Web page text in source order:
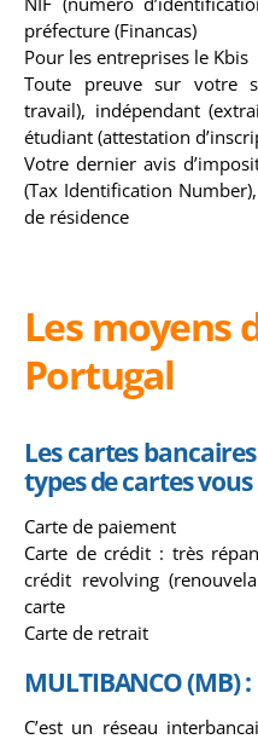
préfecture (Financas)
Pour les entreprises le Kbis
Toute preuve sur votre
travail), indépendant
étudiant (attestation
Votre dernier avis
(Tax Identification
de résidence
Les moyens
Portugal
Les cartes
types de cartes
Carte de paiement
Carte de crédit : très
crédit revolving
carte
Carte de retrait
MULTIBANCO (MB) :
C’est un réseau